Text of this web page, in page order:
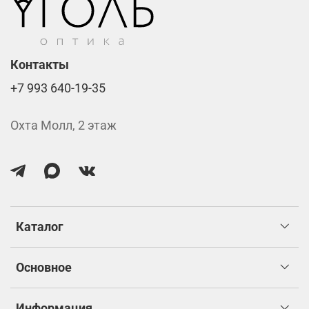
Каталог
Основное
Контакты
+7 993 640-19-35
Охта Молл, 2 этаж